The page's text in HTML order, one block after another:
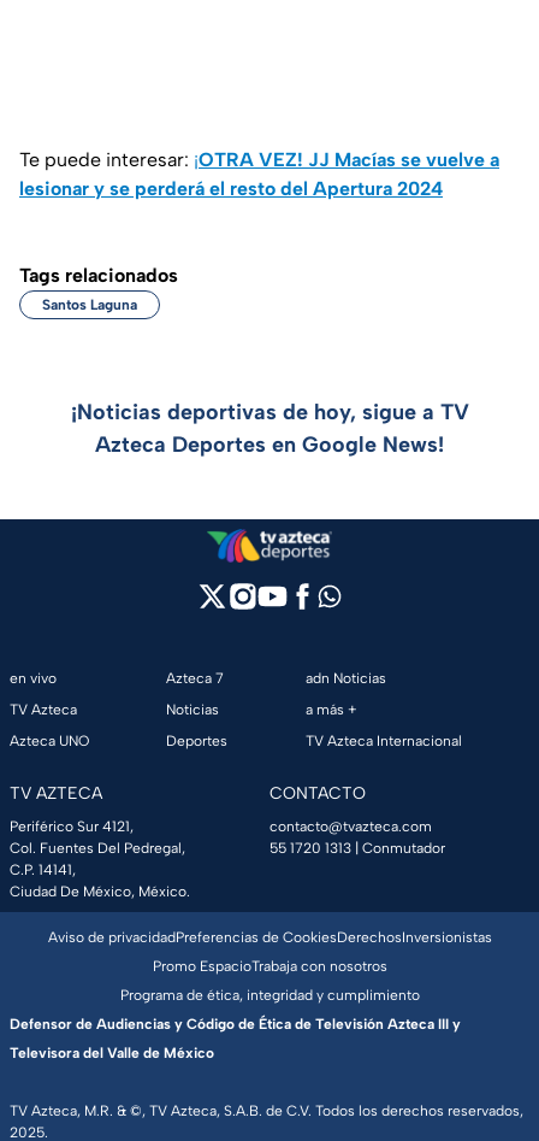
Te puede interesar: ¡OTRA VEZ! JJ Macías se vuelve a
lesionar y se perderá el resto del Apertura 2024
Tags relacionados
Santos Laguna
¡Noticias deportivas de hoy, sigue a TV
Azteca Deportes en Google News!
en vivo
TV Azteca
Azteca UNO
Azteca 7
Noticias
Deportes
adn Noticias
a más +
TV Azteca Internacional
TV AZTECA
Periférico Sur 4121,
Col. Fuentes Del Pedregal,
C.P. 14141,
Ciudad De México, México.
CONTACTO
contacto@tvazteca.com
55 1720 1313 | Conmutador
TV Azteca, M.R. & ©, TV Azteca, S.A.B. de C.V. Todos los derechos reservados,
2025.
Aviso de privacidadPreferencias de CookiesDerechosInversionistas
Promo EspacioTrabaja con nosotros
Programa de ética, integridad y cumplimiento
Defensor de Audiencias y Código de Ética de Televisión Azteca III y
Televisora del Valle de México